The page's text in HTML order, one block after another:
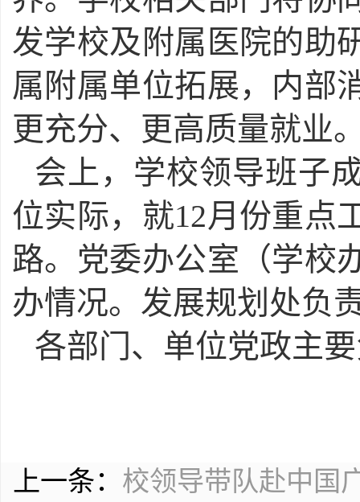
发学校及附属医院的助
属附属单位拓展，内部
更充分、更高质量就业
会上，学校领导班子
位实际，就12月份重点
路。党委办公室（学校
办情况。发展规划处负
各部门、单位党政主
上一条： 校领导带队赴中国